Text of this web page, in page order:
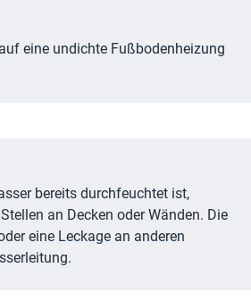
eine undichte Fußbodenheizung
bereits durchfeuchtet ist,
an Decken oder Wänden. Die
eine Leckage an anderen